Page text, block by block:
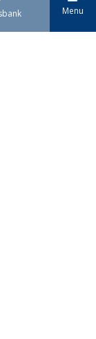
Menu